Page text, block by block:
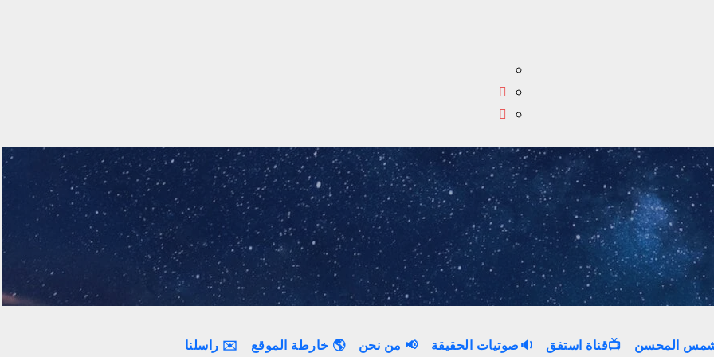
شمس المحسن 📺قناة استفق 🔉صوتيات الحقيقة 📢 من نحن 🌎 خارطة الموقع ✉️ راسلنا